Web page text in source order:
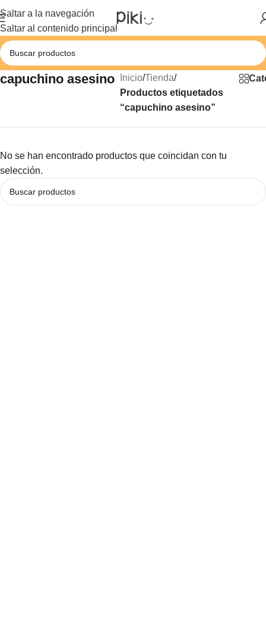
Saltar a la navegación
Saltar al contenido principal
capuchino asesino Inicio/Tienda/
Productos etiquetados
“capuchino asesino”
No se han encontrado productos que coincidan con tu
selección.